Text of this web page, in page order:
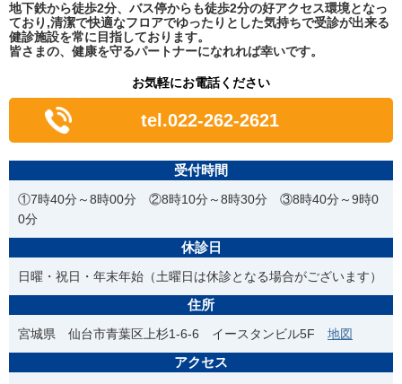
地下鉄から徒歩2分、バス停からも徒歩2分の好アクセス環境となっ
ており,清潔で快適なフロアでゆったりとした気持ちで受診が出来る
健診施設を常に目指しております。
皆さまの、健康を守るパートナーになれれば幸いです。
お気軽にお電話ください
tel.022-262-2621
受付時間
①7時40分～8時00分 ②8時10分～8時30分 ③8時40分～9時0
0分
休診日
日曜・祝日・年末年始（土曜日は休診となる場合がございます）
住所
宮城県 仙台市青葉区上杉1-6-6 イースタンビル5F 地図
アクセス